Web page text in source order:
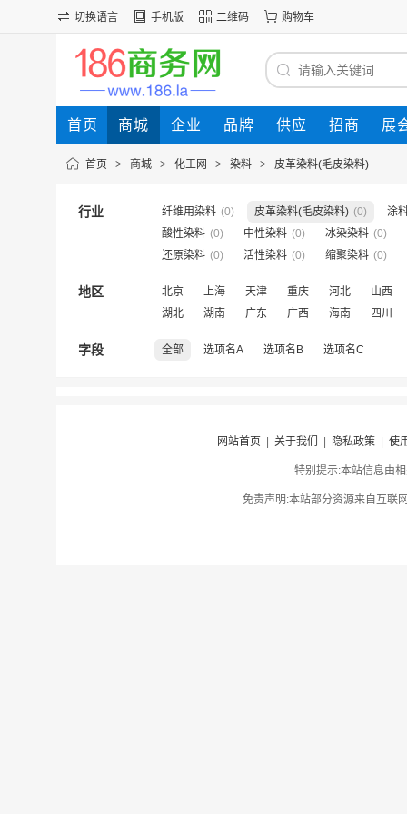
切换语言 手机版 二维码 购物车
首页 商城 企业 品牌 供应 招商 展
首页 > 商城 > 化工网 > 染料 > 皮革染料(毛皮染料)
行业 纤维用染料 (0) 皮革染料(毛皮染料) (0)
涂
酸性染料 (0) 中性染料 (0) 冰染染料 (0)
还原染料 (0) 活性染料 (0) 缩聚染料 (0)
地区 北京 上海 天津 重庆 河北
山西
湖北
湖南 广东 广西 海南 四川
字段 全部 选项名A 选项名B 选项名C
网站首页 关于我们 隐私政策| 使
特别提示:本站信息由
免责声明:本站部分资源来自互联